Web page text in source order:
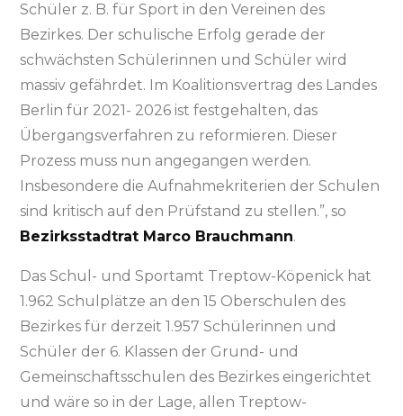
Schüler z. B. für Sport in den Vereinen des
Bezirkes. Der schulische Erfolg gerade der
schwächsten Schülerinnen und Schüler wird
massiv gefährdet. Im Koalitionsvertrag des Landes
Berlin für 2021- 2026 ist festgehalten, das
Übergangsverfahren zu reformieren. Dieser
Prozess muss nun angegangen werden.
Insbesondere die Aufnahmekriterien der Schulen
sind kritisch auf den Prüfstand zu stellen.”, so
Bezirksstadtrat Marco Brauchmann.
Das Schul- und Sportamt Treptow-Köpenick hat
1.962 Schulplätze an den 15 Oberschulen des
Bezirkes für derzeit 1.957 Schülerinnen und
Schüler der 6. Klassen der Grund- und
Gemeinschaftsschulen des Bezirkes eingerichtet
und wäre so in der Lage, allen Treptow-